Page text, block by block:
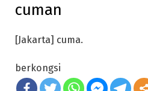
cuman
[Jakarta] cuma.
berkongsi